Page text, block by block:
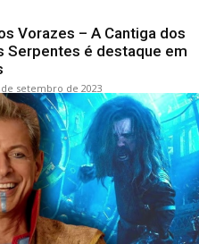
Vorazes – A Cantiga dos
Serpentes é destaque em
de setembro de 2023